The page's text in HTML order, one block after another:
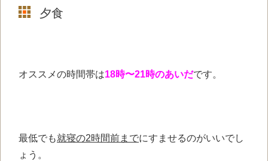
夕食
オススメの時間帯は18時〜21時のあいだです。
最低でも就寝の2時間前までにすませるのがいいでし
ょう。